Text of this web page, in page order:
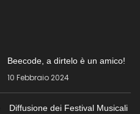
Beecode, a dirtelo è un amico!
10 Febbraio 2024
Diffusione dei Festival Musicali